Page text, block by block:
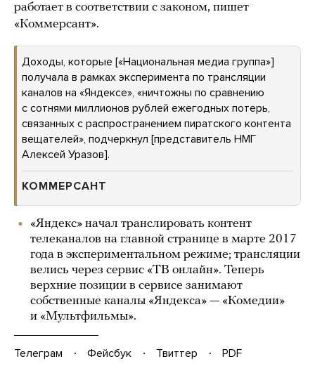
работает в соответствии с законом, пишет
«Коммерсант».
Доходы, которые [«Национальная медиа группа»]
получала в рамках эксперимента по трансляции
каналов на «Яндексе», «ничтожны по сравнению
с сотнями миллионов рублей ежегодных потерь,
связанных с распространением пиратского контента
вещателей», подчеркнул [представитель НМГ
Алексей Уразов].
КОММЕРСАНТ
«Яндекс» начал транслировать контент
телеканалов на главной странице в марте 2017
года в экспериментальном режиме; трансляции
велись через сервис «ТВ онлайн». Теперь
верхние позиции в сервисе занимают
собственные каналы «Яндекса» — «Комедии»
и «Мультфильмы».
Телеграм Фейсбук Твиттер
PDF